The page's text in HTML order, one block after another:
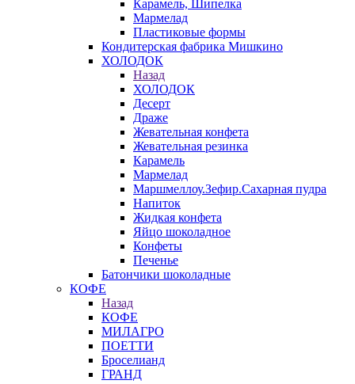
Карамель, Шипелка
Мармелад
Пластиковые формы
Кондитерская фабрика Мишкино
ХОЛОДОК
Назад
ХОЛОДОК
Десерт
Драже
Жевательная конфета
Жевательная резинка
Карамель
Мармелад
Маршмеллоу.Зефир.Сахарная пудра
Напиток
Жидкая конфета
Яйцо шоколадное
Конфеты
Печенье
Батончики шоколадные
КОФЕ
Назад
КОФЕ
МИЛАГРО
ПОЕТТИ
Броселианд
ГРАНД